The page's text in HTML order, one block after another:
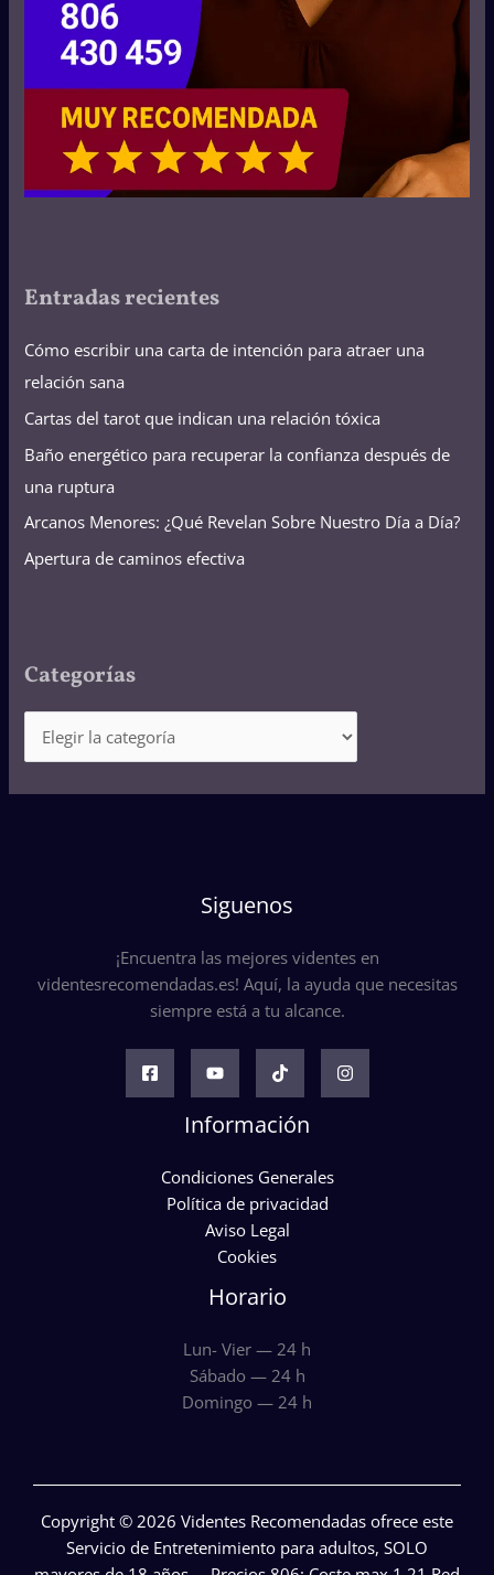
Entradas recientes
Cómo escribir una carta de intención para atraer una
relación sana
Cartas del tarot que indican una relación tóxica
Baño energético para recuperar la confianza después de
una ruptura
Arcanos Menores: ¿Qué Revelan Sobre Nuestro Día a Día?
Apertura de caminos efectiva
Categorías
Siguenos
¡Encuentra las mejores videntes en
videntesrecomendadas.es! Aquí, la ayuda que necesitas
siempre está a tu alcance.
Información
Condiciones Generales
Política de privacidad
Aviso Legal
Cookies
Horario
Lun- Vier — 24 h
Sábado — 24 h
Domingo — 24 h
Copyright © 2026 Videntes Recomendadas ofrece este
Servicio de Entretenimiento para adultos, SOLO